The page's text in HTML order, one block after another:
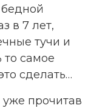
в 7 лет,
тучи и
то самое
сделать…
прочитав